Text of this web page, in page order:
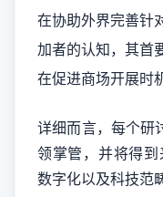
在协助外界完善针
加者的认知，其首
在促进商场开展时
详细而言，每个研
领掌管，并将得到
数字化以及科技范